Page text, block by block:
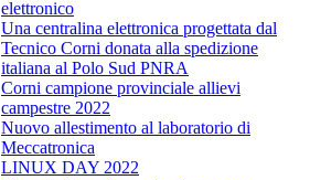
elettronico
Una centralina elettronica progettata dal
Tecnico Corni donata alla spedizione
italiana al Polo Sud PNRA
Corni campione provinciale allievi
campestre 2022
Nuovo allestimento al laboratorio di
Meccatronica
LINUX DAY 2022